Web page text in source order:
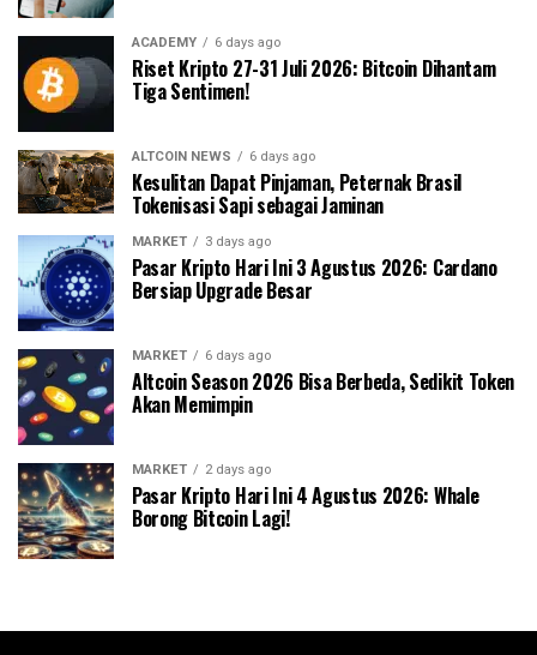
ACADEMY 6 days ago
Riset Kripto 27-31 Juli 2026: Bitcoin Dihantam
Tiga Sentimen!
ALTCOIN NEWS 6 days ago
Kesulitan Dapat Pinjaman, Peternak Brasil
Tokenisasi Sapi sebagai Jaminan
MARKET 3 days ago
Pasar Kripto Hari Ini 3 Agustus 2026: Cardano
Bersiap Upgrade Besar
MARKET 6 days ago
Altcoin Season 2026 Bisa Berbeda, Sedikit Token
Akan Memimpin
MARKET 2 days ago
Pasar Kripto Hari Ini 4 Agustus 2026: Whale
Borong Bitcoin Lagi!